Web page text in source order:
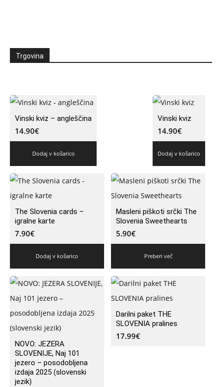
Trgovina
Vinski kviz – angleščina
14.90€
Dodaj v košarico
Vinski kviz
14.90€
Dodaj v košarico
The Slovenia cards –
igralne karte
7.90€
Dodaj v košarico
Masleni piškoti srčki The
Slovenia Sweethearts
5.90€
Preberi več
NOVO: JEZERA
SLOVENIJE, Naj 101
jezero – posodobljena
izdaja 2025 (slovenski
jezik)
Darilni paket THE
SLOVENIA pralines
17.99€